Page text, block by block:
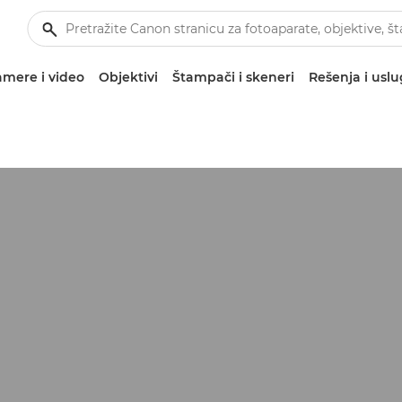
i video Objektivi Štampači i skeneri Rešenja i